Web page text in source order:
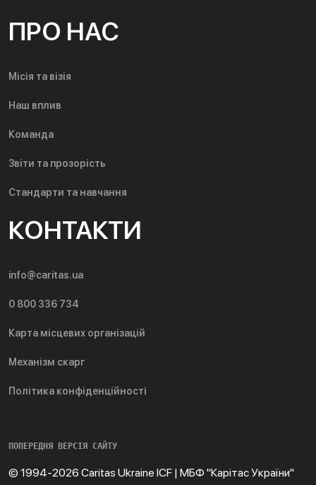
ПРО НАС
Місія та візія
Наш вплив
Команда
Звіти та прозорість
Стандарти та навчання
КОНТАКТИ
info@caritas.ua
0 800 336 734
Карта місцевих організацій
Механізм скарг
Політика конфіденційності
ПОПЕРЕДНЯ ВЕРСІЯ САЙТУ
© 1994-2026 Caritas Ukraine ICF | МБФ "Карітас України"